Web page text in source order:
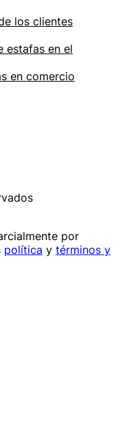
los clientes
estafas en el
en comercio
por
política y términos y